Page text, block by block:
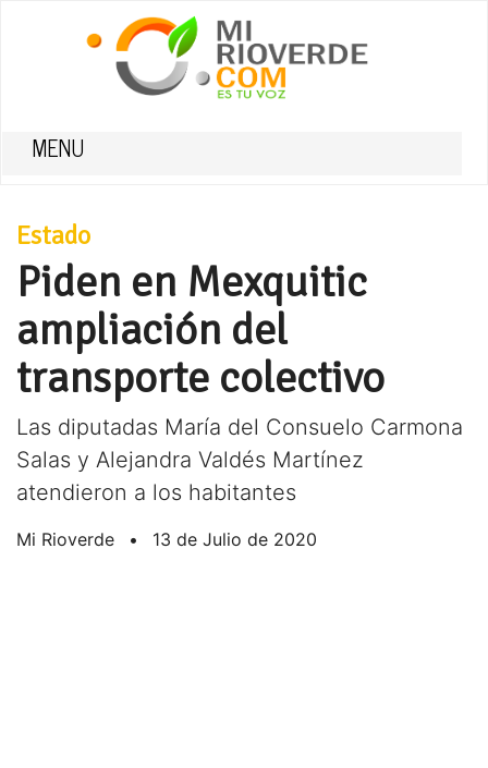
MENU
Estado
Piden en Mexquitic
ampliación del
transporte colectivo
Las diputadas María del Consuelo Carmona
Salas y Alejandra Valdés Martínez
atendieron a los habitantes
Mi Rioverde • 13 de Julio de 2020